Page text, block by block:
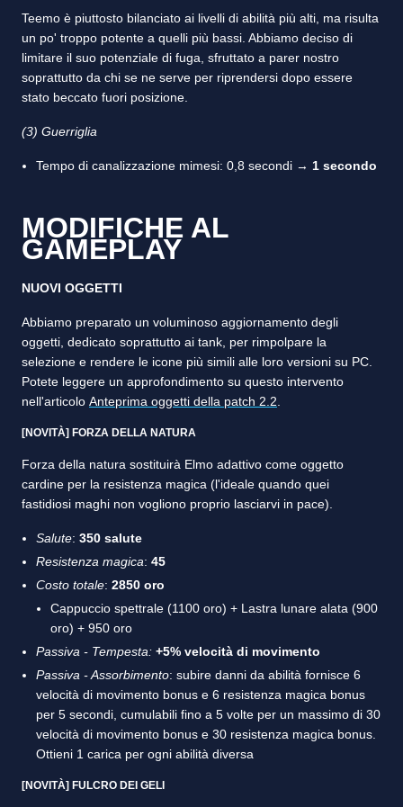
Teemo è piuttosto bilanciato ai livelli di abilità più alti, ma risulta
un po' troppo potente a quelli più bassi. Abbiamo deciso di
limitare il suo potenziale di fuga, sfruttato a parer nostro
soprattutto da chi se ne serve per riprendersi dopo essere
stato beccato fuori posizione.
(3) Guerriglia
Tempo di canalizzazione mimesi: 0,8 secondi → 1 secondo
MODIFICHE AL
GAMEPLAY
NUOVI OGGETTI
Abbiamo preparato un voluminoso aggiornamento degli
oggetti, dedicato soprattutto ai tank, per rimpolpare la
selezione e rendere le icone più simili alle loro versioni su PC.
Potete leggere un approfondimento su questo intervento
nell'articolo Anteprima oggetti della patch 2.2
[NOVITÀ] FORZA DELLA NATURA
Forza della natura sostituirà Elmo adattivo come oggetto
cardine per la resistenza magica (l'ideale quando quei
fastidiosi maghi non vogliono proprio lasciarvi in pace).
Salute: 350 salute
Resistenza magica: 45
Costo totale: 2850 oro
Cappuccio spettrale (1100 oro) + Lastra lunare alata (900
oro) + 950 oro
Passiva - Tempesta: +5% velocità di movimento
Passiva - Assorbimento: subire danni da abilità fornisce 6
velocità di movimento bonus e 6 resistenza magica bonus
per 5 secondi, cumulabili fino a 5 volte per un massimo di 30
velocità di movimento bonus e 30 resistenza magica bonus.
Ottieni 1 carica per ogni abilità diversa
[NOVITÀ] FULCRO DEI GELI